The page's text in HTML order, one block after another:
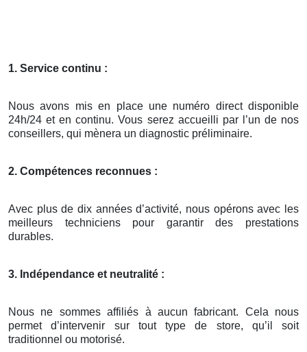
1. Service continu :
Nous avons mis en place une numéro direct disponible
24h/24 et en continu. Vous serez accueilli par l’un de nos
conseillers, qui mènera un diagnostic préliminaire.
2. Compétences reconnues :
Avec plus de dix années d’activité, nous opérons avec les
meilleurs techniciens pour garantir des prestations
durables.
3. Indépendance et neutralité :
Nous ne sommes affiliés à aucun fabricant. Cela nous
permet d’intervenir sur tout type de store, qu’il soit
traditionnel ou motorisé.